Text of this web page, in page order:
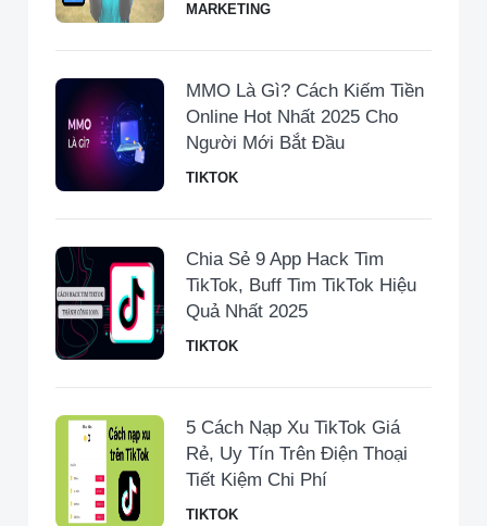
MARKETING
MMO Là Gì? Cách Kiếm Tiền
Online Hot Nhất 2025 Cho
Người Mới Bắt Đầu
TIKTOK
Chia Sẻ 9 App Hack Tim
TikTok, Buff Tim TikTok Hiệu
Quả Nhất 2025
TIKTOK
5 Cách Nạp Xu TikTok Giá
Rẻ, Uy Tín Trên Điện Thoại
Tiết Kiệm Chi Phí
TIKTOK